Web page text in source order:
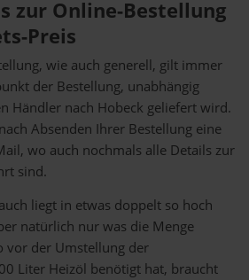
zur Online-Bestellung
Preis
wie auch generell, gilt immer
der Bestellung, unabhängig
Händler nach Hobeck geliefert wird.
Absenden Ihrer Bestellung eine
wo auch nochmals alle Details zur
sind.
liegt in etwas doppelt so hoch
natürlich nur was die Menge
vor der Umstellung der
Liter Heizöl benötigt hat, braucht